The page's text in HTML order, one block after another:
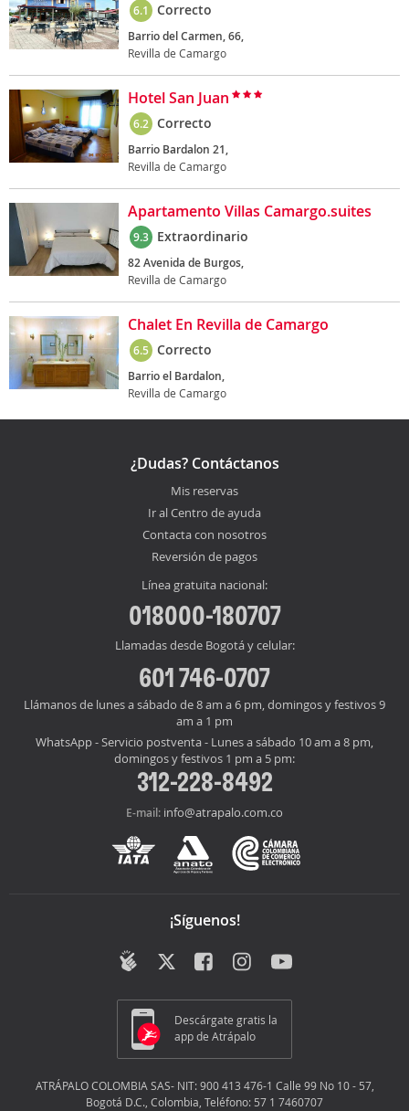
6.1 Correcto
Barrio del Carmen, 66,
Revilla de Camargo
Hotel San Juan
6.2 Correcto
Barrio Bardalon 21,
Revilla de Camargo
Apartamento Villas Camargo.suites
9.3 Extraordinario
82 Avenida de Burgos,
Revilla de Camargo
Chalet En Revilla de Camargo
6.5 Correcto
Barrio el Bardalon,
Revilla de Camargo
¿Dudas? Contáctanos
Mis reservas
Ir al Centro de ayuda
Contacta con nosotros
Reversión de pagos
Línea gratuita nacional:
018000-180707
Llamadas desde Bogotá y celular:
601 746-0707
Llámanos de lunes a sábado de 8 am a 6 pm, domingos y festivos 9
am a 1 pm
WhatsApp - Servicio postventa - Lunes a sábado 10 am a 8 pm,
domingos y festivos 1 pm a 5 pm:
312-228-8492
E-mail: info@atrapalo.com.co
¡Síguenos!
Descárgate gratis la
app de Atrápalo
ATRÁPALO COLOMBIA SAS- NIT: 900 413 476-1 Calle 99 No 10 - 57,
Bogotá D.C., Colombia, Teléfono: 57 1 7460707